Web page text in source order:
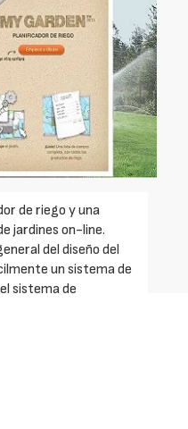
de riego y una
jardines on-line.
del diseño del
un sistema de
sistema de